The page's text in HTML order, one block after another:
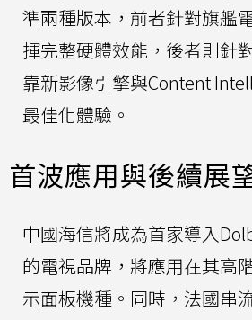
準兩種版本，前者針對旗艦
揮完整硬體效能，後者則針
靠新影像引擎與Content
最佳化體驗。
首波應用與後續展
中國海信將成為首家導入
的電視品牌，將應用在其高
示面板機種。同時，法國串